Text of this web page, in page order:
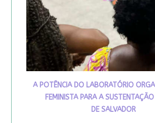
A POTÊNCIA DO LABORATÓRIO
FEMINISTA PARA A
DE SALVADOR